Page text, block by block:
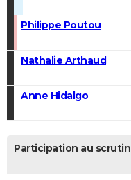
Philippe Poutou
Nathalie Arthaud
Anne Hidalgo
Participation au scrutin